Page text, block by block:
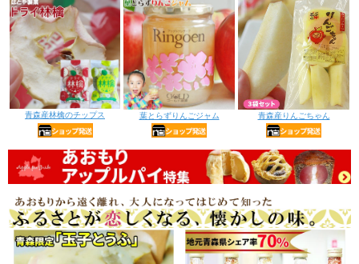
青森産林檎のチップス 葉とらずりんごジャム 青森産りんごちゃん